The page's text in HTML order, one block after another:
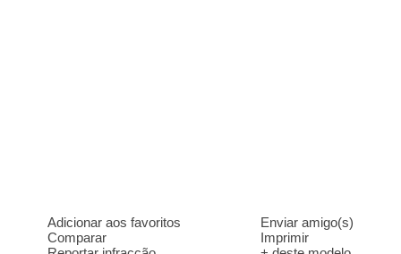
Adicionar aos favoritos
Comparar
Enviar amigo(s)
Imprimir